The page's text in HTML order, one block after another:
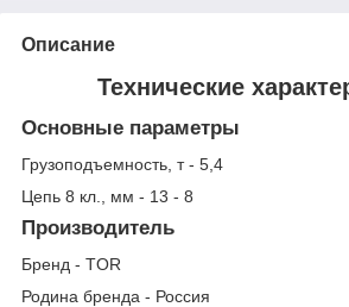
Описание
Технические
Основные параметры
Грузоподъемность, т - 5,4
Цепь 8 кл., мм - 13 - 8
Производитель
Бренд - TOR
Родина бренда - Россия